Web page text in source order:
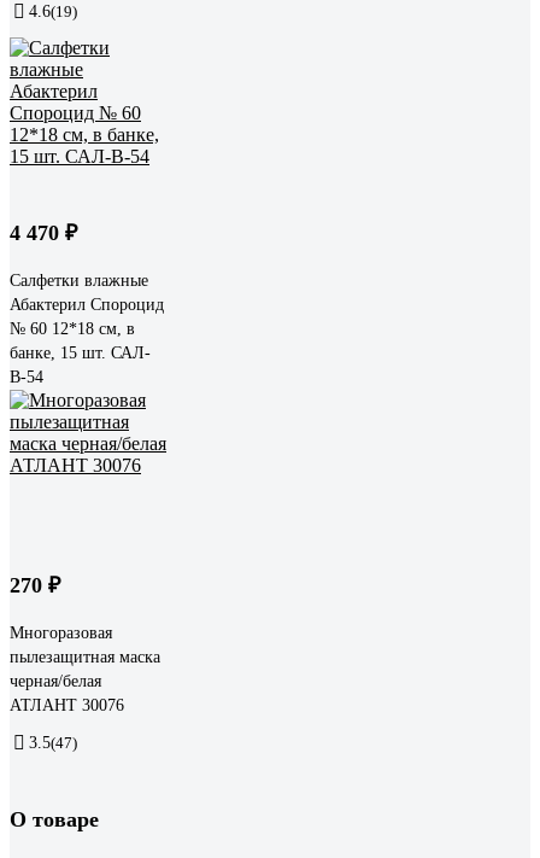
4.6(19)
4 470 ₽
Салфетки влажные
Абактерил Спороцид
№ 60 12*18 см, в
банке, 15 шт. САЛ-
В-54
270 ₽
Многоразовая
пылезащитная маска
черная/белая
АТЛАНТ 30076
3.5(47)
О товаре